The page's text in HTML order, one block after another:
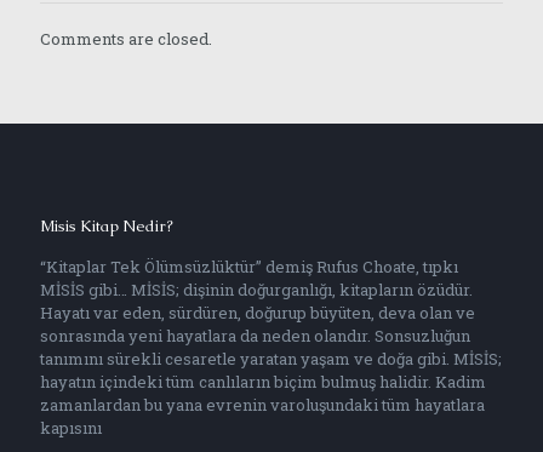
Comments are closed.
Misis Kitap Nedir?
“Kitaplar Tek Ölümsüzlüktür” demiş Rufus Choate, tıpkı
MİSİS gibi… MİSİS; dişinin doğurganlığı, kitapların özüdür.
Hayatı var eden, sürdüren, doğurup büyüten, deva olan ve
sonrasında yeni hayatlara da neden olandır. Sonsuzluğun
tanımını sürekli cesaretle yaratan yaşam ve doğa gibi. MİSİS;
hayatın içindeki tüm canlıların biçim bulmuş halidir. Kadim
zamanlardan bu yana evrenin varoluşundaki tüm hayatlara
kapısını